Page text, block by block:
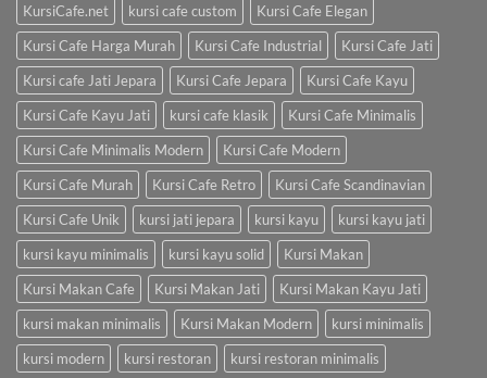
KursiCafe.net
kursi cafe custom
Kursi Cafe Elegan
Kursi Cafe Harga Murah
Kursi Cafe Industrial
Kursi Cafe Jati
Kursi cafe Jati Jepara
Kursi Cafe Jepara
Kursi Cafe Kayu
Kursi Cafe Kayu Jati
kursi cafe klasik
Kursi Cafe Minimalis
Kursi Cafe Minimalis Modern
Kursi Cafe Modern
Kursi Cafe Murah
Kursi Cafe Retro
Kursi Cafe Scandinavian
Kursi Cafe Unik
kursi jati jepara kursi kayu
kursi kayu jati
kursi kayu minimalis
kursi kayu solid
Kursi Makan
Kursi Makan Cafe
Kursi Makan Jati
Kursi Makan Kayu Jati
kursi makan minimalis
Kursi Makan Modern
kursi minimalis
kursi modern
kursi restoran kursi restoran minimalis